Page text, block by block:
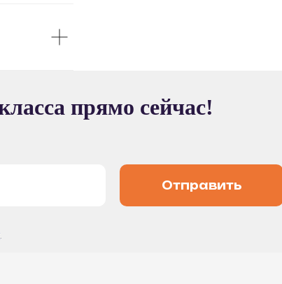
прямо сейчас!
Отправить
.